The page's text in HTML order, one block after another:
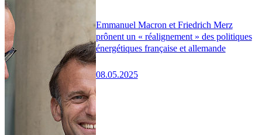
Emmanuel Macron et Friedrich Merz
prônent un « réalignement » des politiques
énergétiques française et allemande
08.05.2025